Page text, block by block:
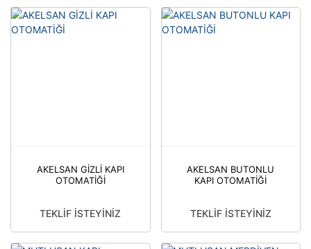
AKELSAN GİZLİ KAPI
OTOMATİĞİ
TEKLİF İSTEYİNİZ
AKELSAN BUTONLU
KAPI OTOMATİĞİ
TEKLİF İSTEYİNİZ